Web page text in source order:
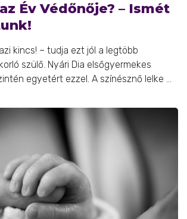
Év Védőnője? – Ismét
kincs! – tudja ezt jól a legtöbb
szülő. Nyári Dia elsőgyermekes
egyetért ezzel. A színésznő lelke ...